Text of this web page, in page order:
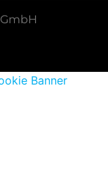
Banner